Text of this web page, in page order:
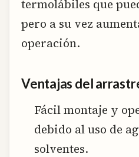
termolábiles que
pero a su vez
operación.
Ventajas del
Fácil montaje y
debido al uso de
solventes.